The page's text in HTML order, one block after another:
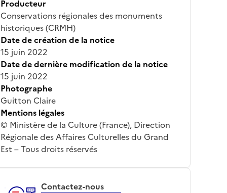
Producteur
Conservations régionales des monuments
historiques (CRMH)
Date de création de la notice
15 juin 2022
Date de dernière modification de la notice
15 juin 2022
Photographe
Guitton Claire
Mentions légales
© Ministère de la Culture (France), Direction
Régionale des Affaires Culturelles du Grand
Est – Tous droits réservés
Contactez-nous